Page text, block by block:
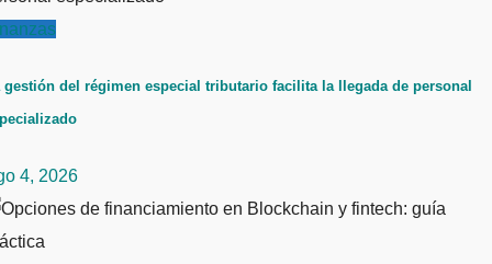
gestión del régimen especial tributario facilita la llegada de personal
4, 2026